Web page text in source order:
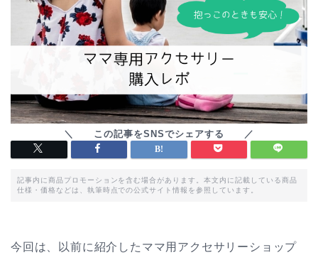
記事内に商品プロモーションを含む場合があります。本文内に記載している商品
仕様・価格などは、執筆時点での公式サイト情報を参照しています。
今回は、以前に紹介したママ用アクセサリーショップ